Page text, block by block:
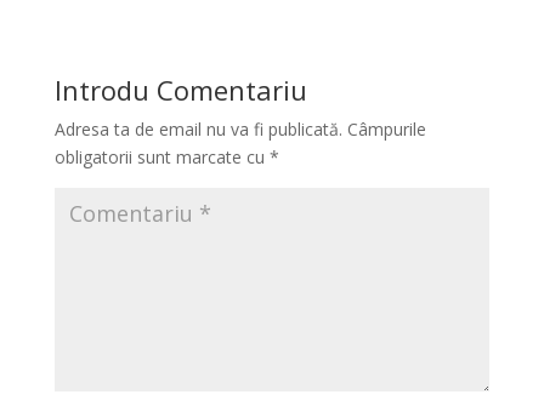
Introdu Comentariu
Adresa ta de email nu va fi publicată. Câmpurile
obligatorii sunt marcate cu *